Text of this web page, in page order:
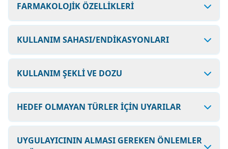
FARMAKOLOJİK ÖZELLİKLERİ
KULLANIM SAHASI/ENDİKASYONLARI
KULLANIM ŞEKLİ VE DOZU
HEDEF OLMAYAN TÜRLER İÇİN UYARILAR
UYGULAYICININ ALMASI GEREKEN ÖNLEMLER